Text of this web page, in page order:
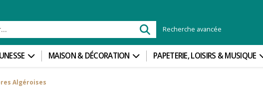
Recherche avancée
MAISON & DÉCORATION PAPETERIE, LOISIRS & MUSIQUE
Algéroises